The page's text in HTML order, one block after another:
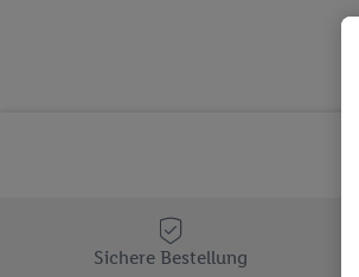
Sichere Bestellung